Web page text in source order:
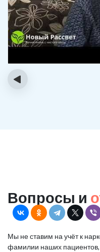
‹
Вопросы и
Мы не ставим на учёт к
фамилии наших